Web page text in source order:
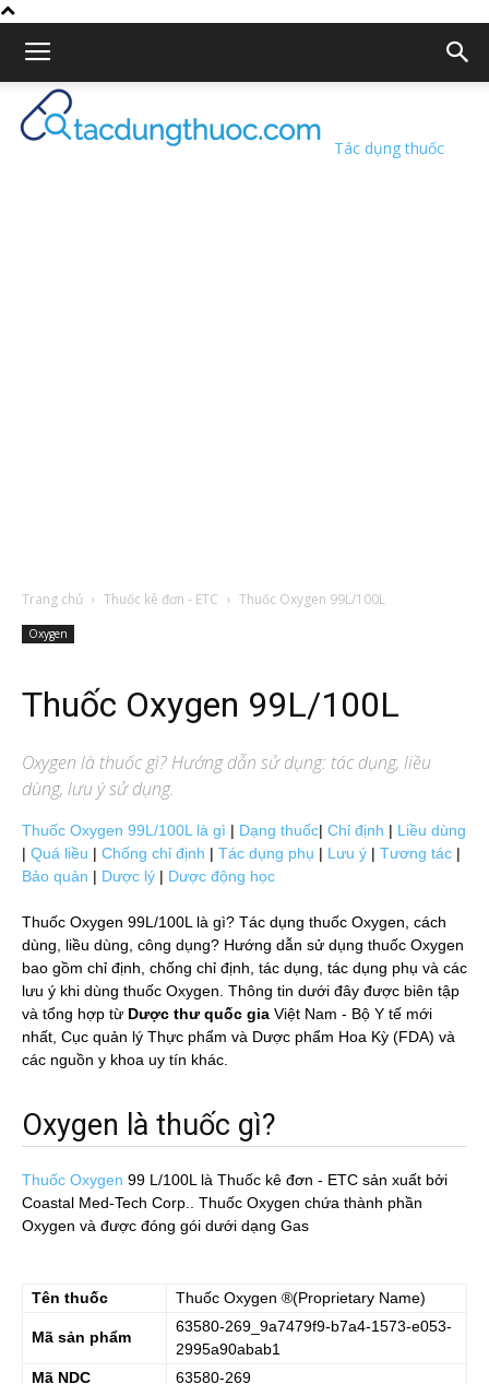
Tác dụng thuốc
Trang chủ Thuốc kê đơn - ETC Thuốc Oxygen 99L/100L
Oxygen
Thuốc Oxygen 99L/100L
Oxygen là thuốc gì? Hướng dẫn sử dụng: tác dụng, liều
dùng, lưu ý sử dụng.
Thuốc Oxygen 99L/100L là gì | Dạng thuốc| Chỉ định | Liều dùng
| Quá liều | Chống chỉ định | Tác dụng phụ | Lưu ý | Tương tác |
Bảo quản | Dược lý | Dược động học
Thuốc Oxygen 99L/100L là gì? Tác dụng thuốc Oxygen, cách
dùng, liều dùng, công dụng? Hướng dẫn sử dụng thuốc Oxygen
bao gồm chỉ định, chống chỉ định, tác dụng, tác dụng phụ và các
lưu ý khi dùng thuốc Oxygen. Thông tin dưới đây được biên tập
và tổng hợp từ Dược thư quốc gia Việt Nam - Bộ Y tế mới
nhất, Cục quản lý Thực phẩm và Dược phẩm Hoa Kỳ (FDA) và
các nguồn y khoa uy tín khác.
Oxygen là thuốc gì?
Thuốc Oxygen 99 L/100L là Thuốc kê đơn - ETC sản xuất bởi
Coastal Med-Tech Corp.. Thuốc Oxygen chứa thành phần
Oxygen và được đóng gói dưới dạng Gas
Tên thuốc Thuốc Oxygen ®(Proprietary Name)
Mã sản phẩm
63580-269_9a7479f9-b7a4-1573-e053-
2995a90abab1
Mã NDC
63580-269